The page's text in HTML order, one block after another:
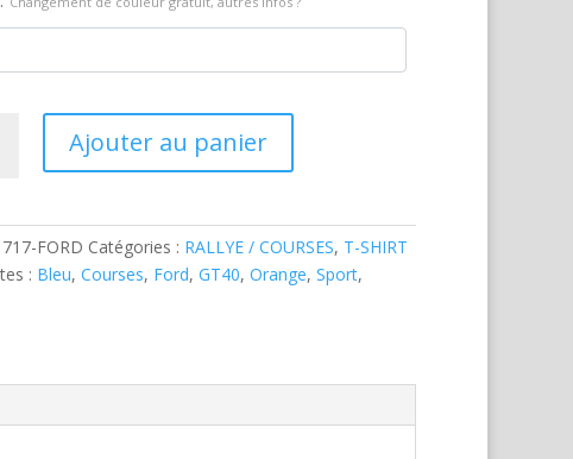
Ajouter au panier
FORD Catégories : RALLYE / COURSES, T-SHIRT
: Bleu,Courses, Ford,GT40,Orange,Sport,